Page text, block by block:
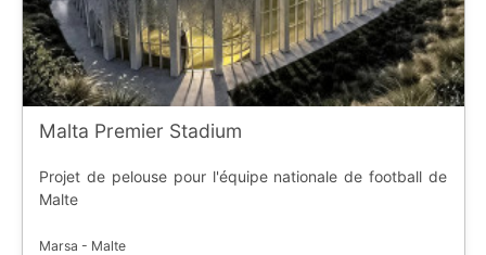
Malta Premier Stadium
Projet de pelouse pour l'équipe nationale de football de
Malte
Marsa - Malte